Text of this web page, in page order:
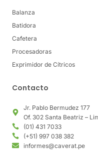
Balanza
Batidora
Cafetera
Procesadoras
Exprimidor de Cítricos
Contacto
Jr. Pablo Bermudez 177
Of. 302 Santa Beatriz –
(01) 431 7033
(+51) 997 038 382
informes@caverat.pe